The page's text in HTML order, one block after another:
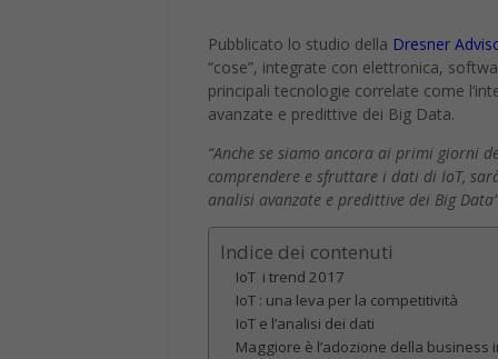
Pubblicato lo studio della Dresner
“cose”, integrate con elettronica,
principali tecnologie correlate come
avanzate e predittive dei Big Data.
“Anche se siamo ancora ai primi giorni
comprendere e sfruttare i dati di IoT,
analisi avanzate e predittive dei Big
Indice dei contenuti
IoT i trend 2017
IoT : una leva per la competitività
IoT e l’analisi dei dati
Maggiore è l’adozione della